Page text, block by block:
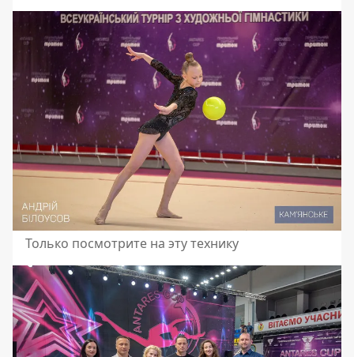
Только посмотрите на эту технику